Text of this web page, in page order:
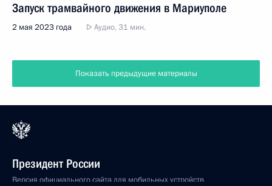
Запуск трамвайного движения в Мариуполе
2 мая 2023 года Аудио, 31 мин.
Показать предыдущие материалы
Президент России
Версия официального сайта для мобильных устройств